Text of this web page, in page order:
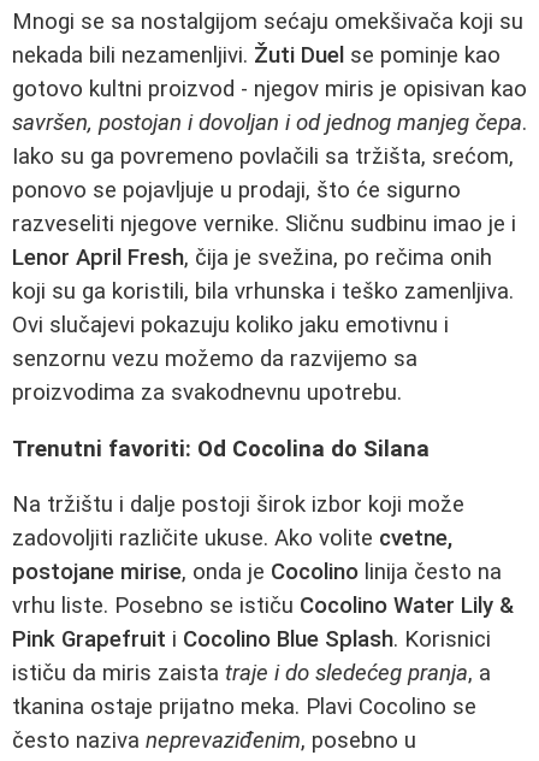
Mnogi se sa nostalgijom sećaju omekšivača koji su
nekada bili nezamenljivi. Žuti Duel se pominje kao
gotovo kultni proizvod - njegov miris je opisivan kao
savršen, postojan i dovoljan i od jednog manjeg čepa.
Iako su ga povremeno povlačili sa tržišta, srećom,
ponovo se pojavljuje u prodaji, što će sigurno
razveseliti njegove vernike. Sličnu sudbinu imao je i
Lenor April Fresh, čija je svežina, po rečima onih
koji su ga koristili, bila vrhunska i teško zamenljiva.
Ovi slučajevi pokazuju koliko jaku emotivnu i
senzornu vezu možemo da razvijemo sa
proizvodima za svakodnevnu upotrebu.
Trenutni favoriti: Od Cocolina do Silana
Na tržištu i dalje postoji širok izbor koji može
zadovoljiti različite ukuse. Ako volite cvetne,
postojane mirise, onda je Cocolino linija često na
vrhu liste. Posebno se ističu Cocolino Water Lily &
Pink Grapefruit i Cocolino Blue Splash. Korisnici
ističu da miris zaista traje i do sledećeg pranja, a
tkanina ostaje prijatno meka. Plavi Cocolino se
često naziva neprevaziđenim, posebno u